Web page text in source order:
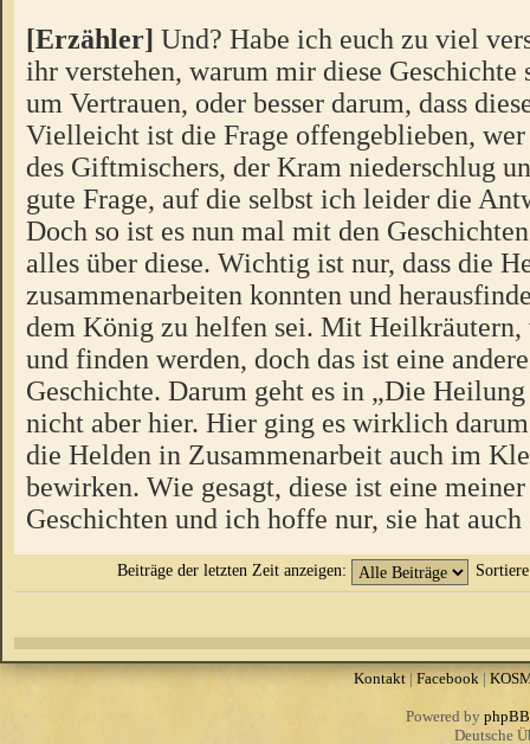
[Erzähler] Und? Habe ich euch zu viel
ihr verstehen, warum mir diese Geschichte
um Vertrauen, oder besser darum, dass
Vielleicht ist die Frage offengeblieben,
des Giftmischers, der Kram niederschlug
gute Frage, auf die selbst ich leider die
Doch so ist es nun mal mit den
alles über diese. Wichtig ist nur, dass die
zusammenarbeiten konnten und
dem König zu helfen sei. Mit Heilkräutern,
und finden werden, doch das ist eine
Geschichte. Darum geht es in „Die
nicht aber hier. Hier ging es wirklich
die Helden in Zusammenarbeit auch im
bewirken. Wie gesagt, diese ist eine
Geschichten und ich hoffe nur, sie hat
Beiträge der letzten Zeit anzeigen:
Kontakt| Facebook |
Powered by phpBB
Deutsche